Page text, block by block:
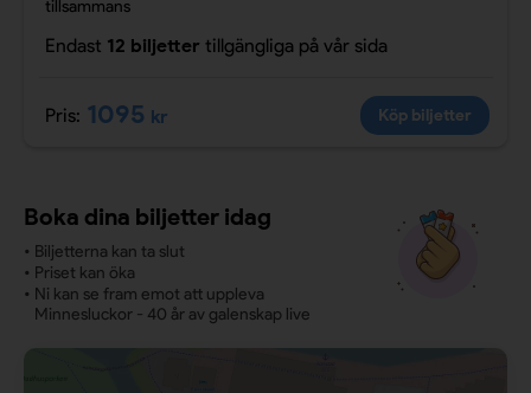
tillsammans
Endast 12 biljetter tillgängliga på vår sida
Pris: 1095 kr Köp biljetter
Boka dina biljetter idag
• Biljetterna kan ta slut
• Priset kan öka
• Ni kan se fram emot att uppleva
Minnesluckor - 40 år av galenskap live